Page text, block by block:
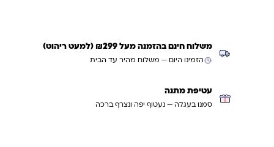
משלוח חינם בהזמנה מעל ₪299 (למעט ריהוט)
הזמינו היום — משלוח מהיר עד הבית
עטיפת מתנה
סמנו בעגלה — נעטוף יפה ונצרף ברכה